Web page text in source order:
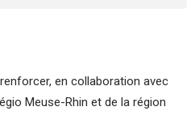
en collaboration avec
Meuse-Rhin et de la région